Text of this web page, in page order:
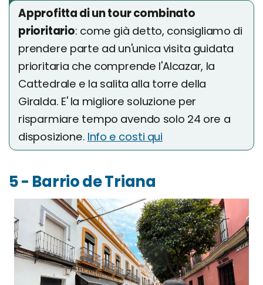
Approfitta di un tour combinato
prioritario: come già detto, consigliamo di
prendere parte ad un'unica visita guidata
prioritaria che comprende l'Alcazar, la
Cattedrale e la salita alla torre della
Giralda. E' la migliore soluzione per
risparmiare tempo avendo solo 24 ore a
disposizione. Info e costi qui
5 - Barrio de Triana